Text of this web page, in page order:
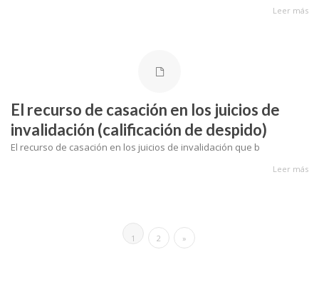
Leer más
El recurso de casación en los juicios de
invalidación (calificación de despido)
El recurso de casación en los juicios de invalidación que b
Leer más
1 2 »